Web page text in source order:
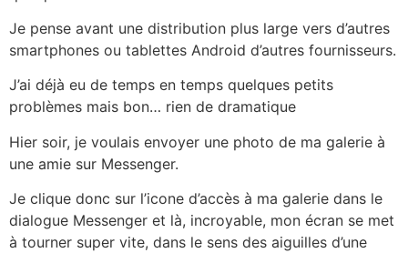
Je pense avant une distribution plus large vers d’autres
smartphones ou tablettes Android d’autres fournisseurs.
J’ai déjà eu de temps en temps quelques petits
problèmes mais bon… rien de dramatique
Hier soir, je voulais envoyer une photo de ma galerie à
une amie sur Messenger.
Je clique donc sur l’icone d’accès à ma galerie dans le
dialogue Messenger et là, incroyable, mon écran se met
à tourner super vite, dans le sens des aiguilles d’une